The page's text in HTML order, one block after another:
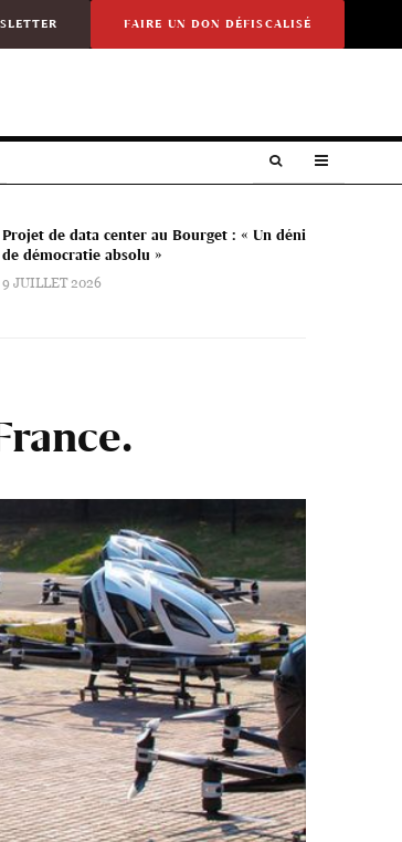
FAIRE UN DON DÉFISCALISÉ
Projet de data center au Bourget : « Un déni
de démocratie absolu »
9 JUILLET 2026